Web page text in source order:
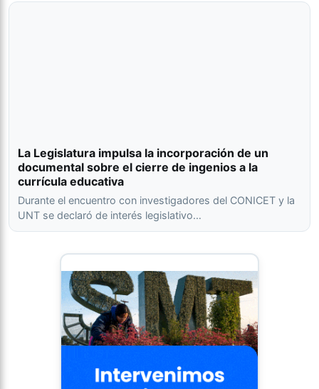
La Legislatura impulsa la incorporación de un
documental sobre el cierre de ingenios a la
currícula educativa
Durante el encuentro con investigadores del CONICET y la
UNT se declaró de interés legislativo…